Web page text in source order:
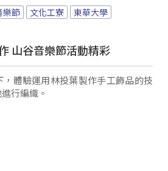
樂節 文化工寮
東華大學
山谷音樂節活動精彩
體驗運用林投葉製作手工飾品的技
行編織。